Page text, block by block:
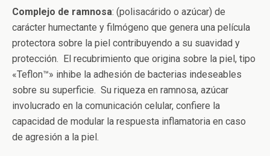
Complejo de ramnosa: (polisacárido o azúcar) de
carácter humectante y filmógeno que genera una película
protectora sobre la piel contribuyendo a su suavidad y
protección. El recubrimiento que origina sobre la piel, tipo
«Teflon™» inhibe la adhesión de bacterias indeseables
sobre su superficie. Su riqueza en ramnosa, azúcar
involucrado en la comunicación celular, confiere la
capacidad de modular la respuesta inflamatoria en caso
de agresión a la piel.